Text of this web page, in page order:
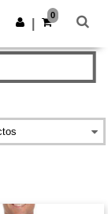
Descargar app
0